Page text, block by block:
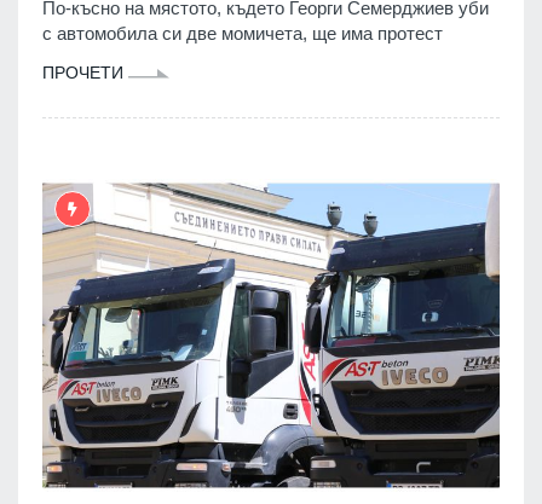
По-късно на мястото, където Георги Семерджиев уби
с автомобила си две момичета, ще има протест
ПРОЧЕТИ